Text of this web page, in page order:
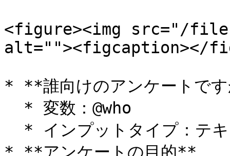
<figure><img src="/files/
alt=""><figcaption></
* **誰向けのアンケートで
* **アンケートの目的**